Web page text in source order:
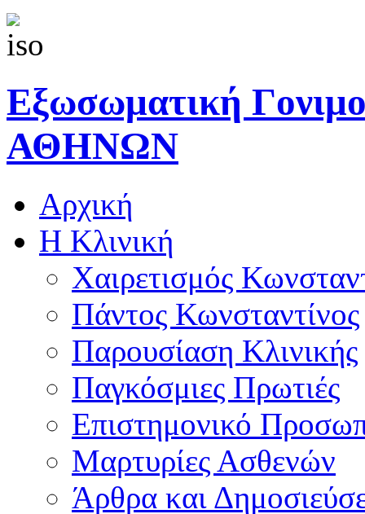
Εξωσωματική
ΑΘΗΝΩΝ
Αρχική
Η Κλινική
Χαιρετισμός
Πάντος Κωνσταντίνος
Παρουσίαση Κλινικής
Παγκόσμιες Πρωτιές
Επιστημονικό
Μαρτυρίες Ασθενών
Άρθρα και